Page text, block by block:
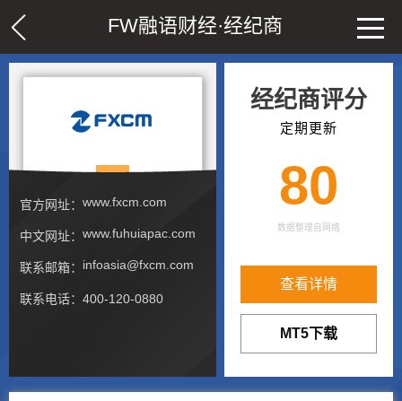
FW融语财经·经纪商
官方网址： www.fxcm.com
中文网址： www.fuhuiapac.com
联系邮箱： infoasia@fxcm.com
联系电话：400-120-0880
经纪商评分
定期更新
80
数据整理自网络
查看详情
MT5下载